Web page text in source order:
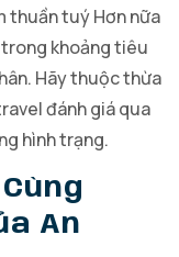
thuần tuý Hơn nữa
khoảng tiêu
Hãy thuộc thừa
đánh giá qua
hình trạng.
An